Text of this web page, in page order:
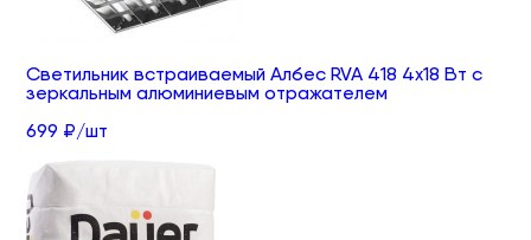
Светильник встраиваемый Албес RVA 418 4х18 Вт с
зеркальным алюминиевым отражателем
699 ₽/шт